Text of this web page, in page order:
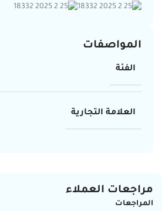
المواصفات
الفئة
العلامة التجارية
مراجعات العملاء
المراجعات